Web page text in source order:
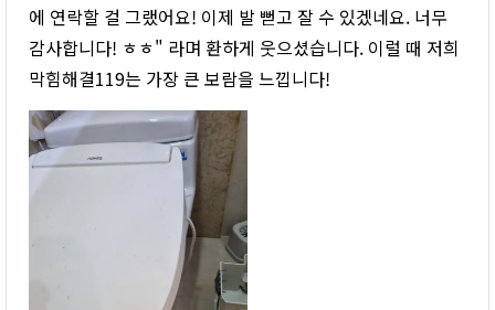
에 연락할 걸 그랬어요! 이제 발 뻗고 잘 수 있겠네요. 너무
감사합니다! ㅎㅎ" 라며 환하게 웃으셨습니다. 이럴 때 저희
막힘해결119는 가장 큰 보람을 느낍니다!